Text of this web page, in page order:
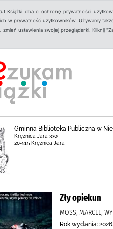
Książki dba o ochronę prywatności
w prywatność użytkowników. Używamy
zmień ustawienia swojej przeglądarki. Kliknij
Gminna Biblioteka Publiczna w
Krężnica Jara 330
20-515 Krężnica Jara
Zły opiekun
MOSS, MARCEL,
Rok wydania: 2026.